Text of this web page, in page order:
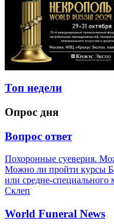
Топ недели
Опрос дня
Вопрос ответ
Похоронные суеверия.
Можно ли пройти курсы
или средне-специального
Склеп
World Funeral News